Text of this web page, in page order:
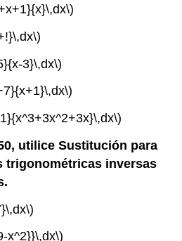
3}\,dx\)
utilice Sustitución para
trigonométricas inversas
x^2}}\,dx\)